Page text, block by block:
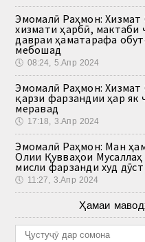
Эмомалӣ Раҳмон: Хизмат
хизмати ҳарбӣ, мактаби
давраи ҳаматарафа
мебошад
🕔 08:24, 5.Апр 2024
Эмомалӣ Раҳмон:
қарзи фарзандии ҳар як
меравад
🕔 17:18, 3.Апр 2024
Эмомалӣ Раҳмон: Ман
Олии Қувваҳои Мусаллаҳ
мисли фарзанди худ
🕔 11:27, 3.Апр 2024
Ҳамаи